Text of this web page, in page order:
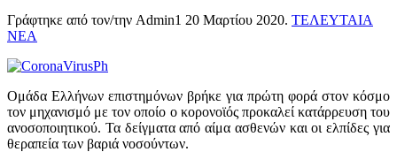
Γράφτηκε από τον/την Admin1 20 Μαρτίου 2020. ΤΕΛΕΥΤΑΙΑ
ΝΕΑ
Ομάδα Ελλήνων επιστημόνων βρήκε για πρώτη φορά στον κόσμο
τον μηχανισμό με τον οποίο ο κορονοϊός προκαλεί κατάρρευση του
ανοσοποιητικού. Τα δείγματα από αίμα ασθενών και οι ελπίδες για
θεραπεία των βαριά νοσούντων.